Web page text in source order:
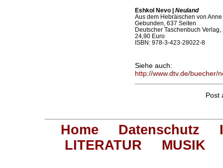
Eshkol Nevo | Neuland
Aus dem Hebräischen von
Gebunden, 637 Seiten
Deutscher Taschenbuch Verlag,
24,90 Euro
ISBN: 978-3-423-28022-8
Siehe auch:
http://www.dtv.de/buecher/
Post
Home Datenschutz
LITERATUR
MUSIK